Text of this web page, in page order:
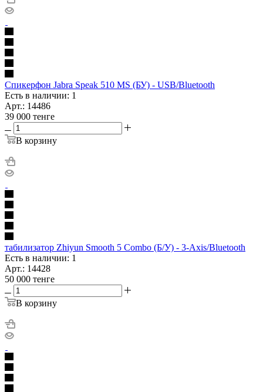
Спикерфон Jabra Speak 510 MS (БУ) - USB/Bluetooth
Есть в наличии: 1
Арт.: 14486
39 000 тенге
В корзину
табилизатор Zhiyun Smooth 5 Combo (Б/У) - 3-Axis/Bluetooth
Есть в наличии: 1
Арт.: 14428
50 000 тенге
В корзину